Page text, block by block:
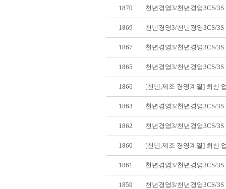
1870 천년경영3/천년경영3CS/
1869 천년경영3/천년경영3CS/
1867 천년경영3/천년경영3CS/
1865 천년경영3/천년경영3CS/
1866 [천년,제조 경영계열] 최신
1863 천년경영3/천년경영3CS/
1862 천년경영3/천년경영3CS/
1860 [천년,제조 경영계열] 최신
1861 천년경영3/천년경영3CS/
1859 천년경영3/천년경영3CS/